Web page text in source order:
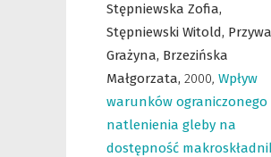
Stępniewska Zofia,
Stępniewski Witold,
Grażyna, Brzezińska
Małgorzata, 2000, Wpływ
warunków ograniczonego
natlenienia gleby na
dostępność